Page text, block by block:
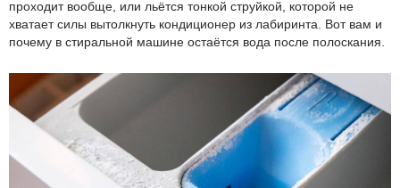
проходит вообще, или льётся тонкой струйкой, которой не
хватает силы вытолкнуть кондиционер из лабиринта. Вот вам и
почему в стиральной машине остаётся вода после полоскания.